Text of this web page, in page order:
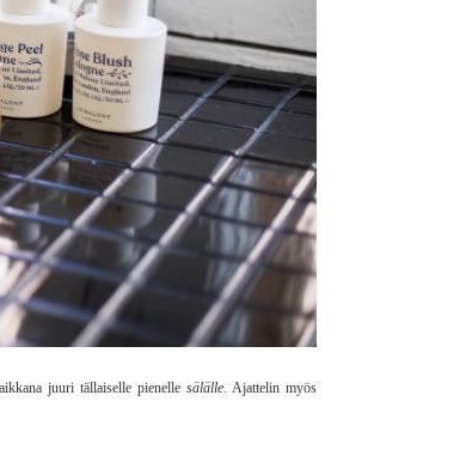
juuri tällaiselle pienelle sälälle. Ajattelin myös